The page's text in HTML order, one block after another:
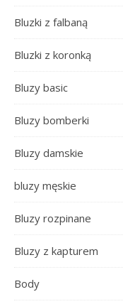
Bluzki z falbaną
Bluzki z koronką
Bluzy basic
Bluzy bomberki
Bluzy damskie
bluzy męskie
Bluzy rozpinane
Bluzy z kapturem
Body